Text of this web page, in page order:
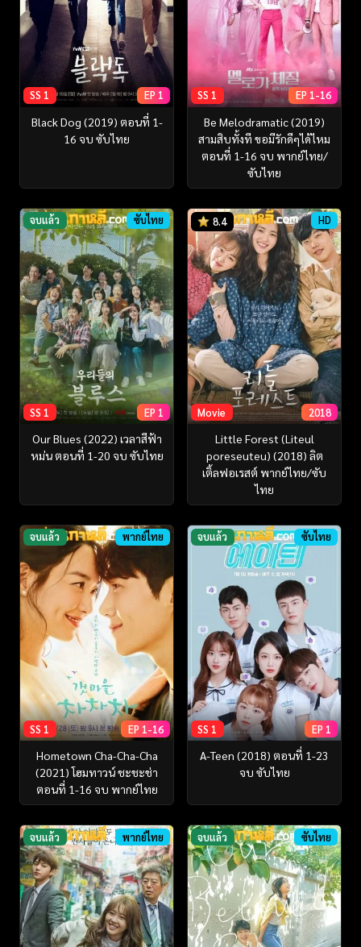
SS 1 EP 1
Black Dog (2019) ตอนที่ 1-
16 จบ ซับไทย
SS 1 EP 1-16
Be Melodramatic (2019)
สามสิบทั้งที ขอมีรักดีๆได้ไหม
ตอนที่ 1-16 จบ พากย์ไทย/
ซับไทย
จบแล้ว ซับไทย
SS 1 EP 1
Our Blues (2022) เวลาสีฟ้า
หม่น ตอนที่ 1-20 จบ ซับไทย
8.4 HD
Movie 2018
Little Forest (Liteul
poreseuteu) (2018) ลิต
เติ้ลฟอเรสต์ พากย์ไทย/ซับ
ไทย
จบแล้ว พากย์ไทย
SS 1 EP 1-16
Hometown Cha-Cha-Cha
(2021) โฮมทาวน์ ชะชะช่า
ตอนที่ 1-16 จบ พากย์ไทย
จบแล้ว ซับไทย
SS 1 EP 1
A-Teen (2018) ตอนที่ 1-23
จบ ซับไทย
จบแล้ว พากย์ไทย จบแล้ว ซับไทย